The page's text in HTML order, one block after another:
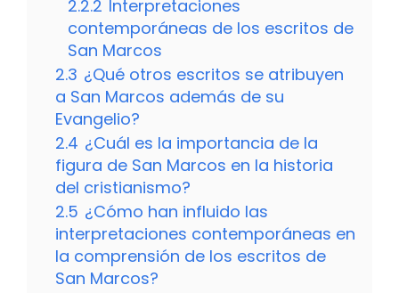
2.2.2 Interpretaciones
contemporáneas de los escritos de
San Marcos
2.3 ¿Qué otros escritos se atribuyen
a San Marcos además de su
Evangelio?
2.4 ¿Cuál es la importancia de la
figura de San Marcos en la historia
del cristianismo?
2.5 ¿Cómo han influido las
interpretaciones contemporáneas en
la comprensión de los escritos de
San Marcos?